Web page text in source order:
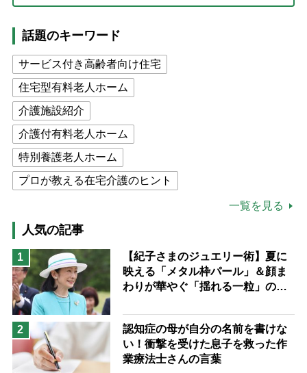
話題のキーワード
サービス付き高齢者向け住宅
住宅型有料老人ホーム
介護施設紹介
介護付有料老人ホーム
特別養護老人ホーム
プロが教える在宅介護のヒント
高木ブー
ケアマネジャー
猫が母になつきません
息子の遠距離介護サバイバル術
兄がボケました
予防法
一覧を見る
人気の記事
1
【紀子さまのジュエリー術】夏に
映える「メタル枠パール」＆顔ま
わりが華やぐ「揺れる一粒」の使
2
認知症の母が自分の名前を書けな
い！衝撃を受けた息子を救った作
業療法士さんの言葉